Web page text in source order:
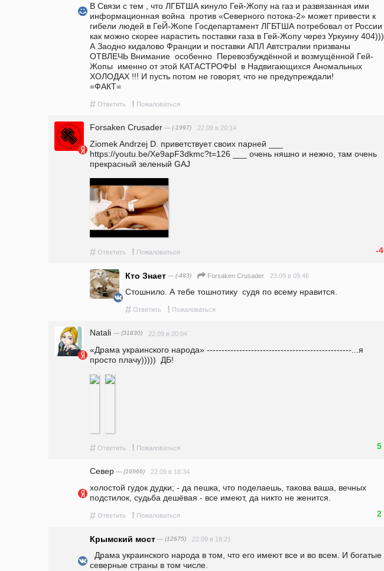
В Связи с тем , что ЛГБТША кинуло Гей-Жопу на газ и развязанная ими
информационная война  против «Северного потока-2» может привести к
гибели людей в ГеЙ-Жопе Госдепартамент ЛГБТША потребовал от России
как можно скорее нарастить поставки газа в Гей-Жопу через Уркуину 404)))
А Заодно кидалово Франции и поставки АПЛ Автстралии призваны
ОТВЛЕЧЬ Внимание  особенно  Перевозбуждённой и возмущённой Гей-
Жопы  именно от этой КАТАСТРОФЫ  в Надвигающихся Аномальных
ХОЛОДАХ !!! И пусть потом не говорят, что не предупреждали!
=ФАКТ=
# Ответить ! Пожаловаться
Forsaken Crusader — (-1997) 22.09 в 20:14
Ziomek Andrzej D. приветствует своих парней ___
https://youtu.be/Xe9apF3dkmc?t=126 ___ очень няшно и нежно, там очень
прекрасный зеленый GAJ
# Ответить ! Пожаловаться -4
Кто Знает — (-483) Forsaken Crusader 23.09 в 09:46
Стошнило. А тебе тошнотику  судя по всему нравится.
# Ответить ! Пожаловаться
Natali — (31830) 22.09 в 20:04
«Драма украинского народа» -------------------------------------------------...я
просто плачу)))))  ДБ!
# Ответить ! Пожаловаться 5
Север — (16966) 22.09 в 18:34
холостой гудок дудки; - да пешка, что поделаешь, такова ваша, вечных
подстилок, судьба дешёвая - все имеют, да никто не женится.
# Ответить ! Пожаловаться 2
Крымский мост — (12675) 22.09 в 18:21
северные страны в том числе.